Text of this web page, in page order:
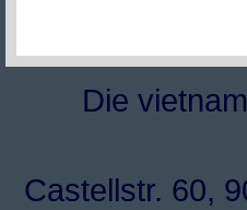
Die
Castellstr. 60,